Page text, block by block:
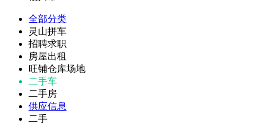
全部分类
灵山拼车
招聘求职
房屋出租
旺铺仓库场地
二手车
二手房
供应信息
二手